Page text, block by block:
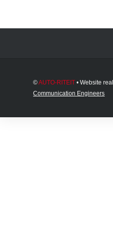
©AUTO-RITEIT • Website
Communication Engineers